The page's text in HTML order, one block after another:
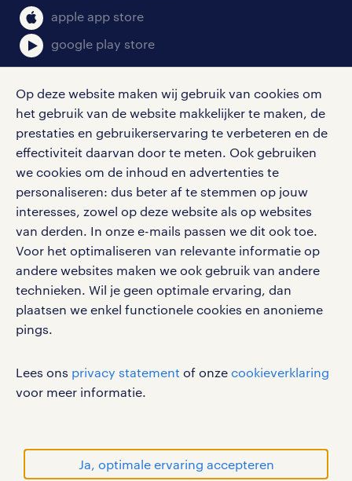
Op deze website maken wij gebruik van cookies om
het gebruik van de website makkelijker te maken, de
prestaties en gebruikerservaring te verbeteren en de
effectiviteit daarvan door te meten. Ook gebruiken
we cookies om de inhoud en advertenties te
personaliseren: dus beter af te stemmen op jouw
interesses, zowel op deze website als op websites
van derden. In onze e-mails passen we dit ook toe.
Voor het optimaliseren van relevante informatie op
andere websites maken we ook gebruik van andere
technieken. Wil je geen optimale ervaring, dan
plaatsen we enkel functionele cookies en anonieme
pings.
Lees ons privacy statement of onze cookieverklaring
voor meer informatie.
Ja, optimale ervaring accepteren
bruto-netto calculator
apple app store
google play store
social media
Volg ons voor de leukste content omtrent
vacatures, solliciteren en inspiratie.
werken bij randstad
gebruikersvoorwaarden
privacystatement
cookies
handelsmerken van Randstad N.V.